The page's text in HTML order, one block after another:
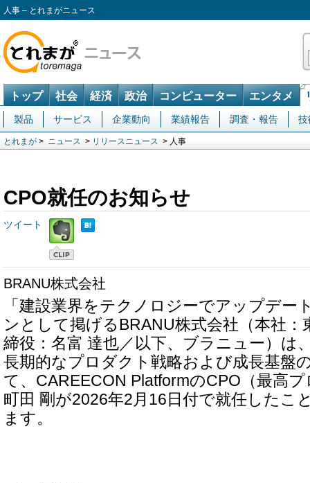
人事 – とれまがニュース
トップ 社会 経済 政治 コンピューター エンタメ
製品 サービス 企業動向 業績報告 調査・報告 技
とれまが > ニュース > リリースニュース > 人事
CPO就任のお知らせ
ツイート
BRANU株式会社
「建設業界をテクノロジーでアップデー
ンとして掲げるBRANU株式会社（本社：
締役：名富 達也／以下、ブラニュー）は
長期的なプロダクト戦略および成長基盤
て、CAREECON PlatformのCPO（最高
町田 剛が2026年2月16日付で就任したこ
ます。